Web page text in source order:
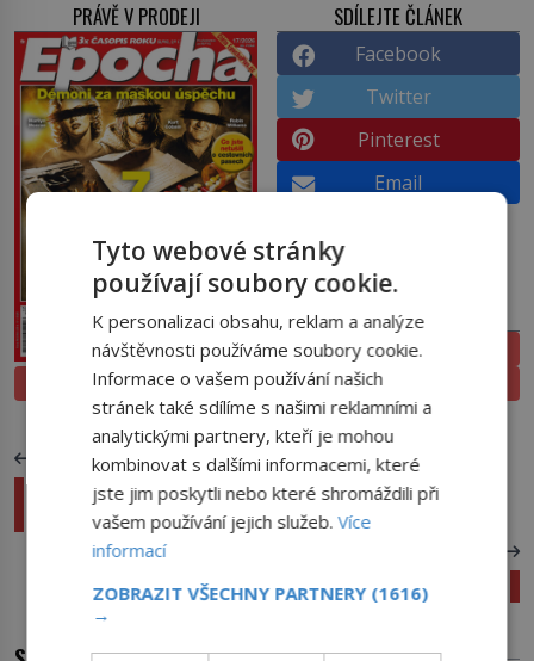
PRÁVĚ V PRODEJI
PROLISTOVAT
SDÍLEJTE ČLÁNEK
Facebook
Twitter
Pinterest
Email
PŘEDPLATNÉ
ELEKTRONICKÉ
TIŠTĚNÉ
PŘEDCHOZÍ ČLÁNEK
Nejpodivnější fobie: Oholit! Všude! Lidi i
zvířata!
Plastová polévka: Nový kontinent na obzoru?
Tyto webové stránky
používají soubory cookie.
K personalizaci obsahu, reklam a analýze
návštěvnosti používáme soubory cookie.
Informace o vašem používání našich
stránek také sdílíme s našimi reklamními a
analytickými partnery, kteří je mohou
kombinovat s dalšími informacemi, které
jste jim poskytli nebo které shromáždili při
vašem používání jejich služeb.Více
informací
ZOBRAZIT VŠECHNY PARTNERY (1616)
→